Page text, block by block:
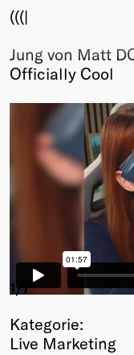
(((|
About
Club
Sponsors
Fair Work
Membership
Info
Young Creatives
Friends of
Jung von Matt
Officially Cool
1/7
Kategorie:
Live Marketing